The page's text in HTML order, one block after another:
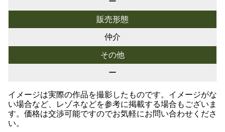
販売形態
仲介
その他
ー
イメージは実際の作品を撮影したものです。イメージがな
い場合など、レゾネなどを参考に掲載する場合もございま
す。価格は交渉可能ですのでお気軽にお問い合わせくださ
い。